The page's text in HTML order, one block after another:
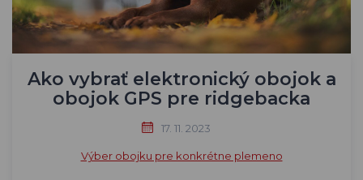
Ako vybrať elektronický obojok a
obojok GPS pre ridgebacka
17. 11. 2023
Výber obojku pre konkrétne plemeno